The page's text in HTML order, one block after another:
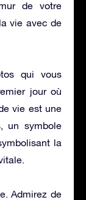
de votre
vie avec de
qui vous
jour où
vie est une
un symbole
la
Admirez de